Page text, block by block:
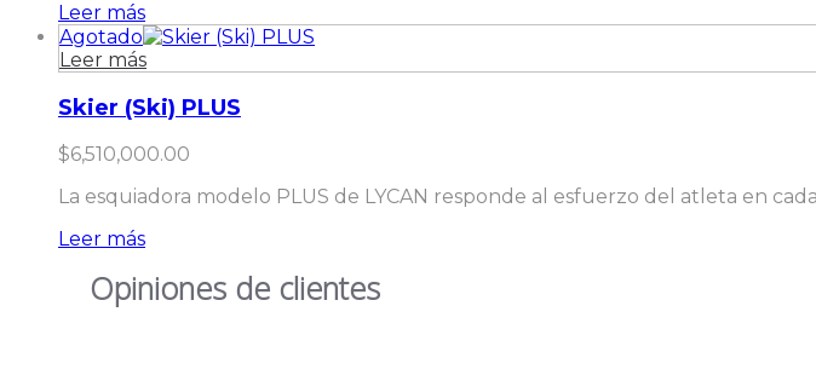
Leer más
Agotado
Leer más
Skier (Ski) PLUS
$6,510,000.00
La esquiadora modelo PLUS de LYCAN responde al esfuerzo del atleta en
Leer más
Opiniones de clientes